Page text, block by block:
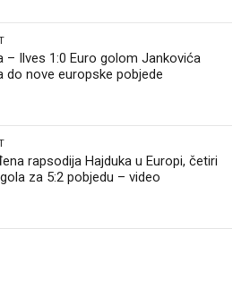
– Ilves 1:0 Euro golom Jankovića
do nove europske pobjede
rapsodija Hajduka u Europi, četiri
za 5:2 pobjedu – video